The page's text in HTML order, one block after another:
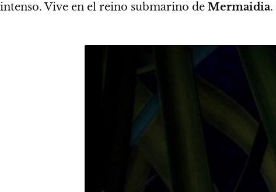
intenso. Vive en el reino submarino de Mermaidia.